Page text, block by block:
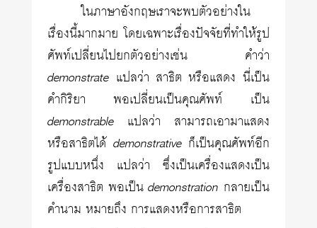
ในภาษาอังกฤษเราจะพบตัวอย่างใน
เรื่องนี้มากมาย โดยเฉพาะเรื่องปัจจัยที่ทำให้รูป
ศัพท์เปลี่ยนไปยกตัวอย่างเช่น คำว่า
demonstrate แปลว่า สาธิต หรือแสดง นี่เป็น
คำกิริยา พอเปลี่ยนเป็นคุณศัพท์ เป็น
demonstrable แปลว่า สามารถเอามาแสดง
หรือสาธิตได้ demonstrativeก็เป็นคุณศัพท์อีก
รูปแบบหนึ่ง แปลว่า ซึ่งเป็นเครื่องแสดงเป็น
เครื่องสาธิต พอเป็นdemonstration กลายเป็น
คำนาม หมายถึง การแสดงหรือการสาธิต